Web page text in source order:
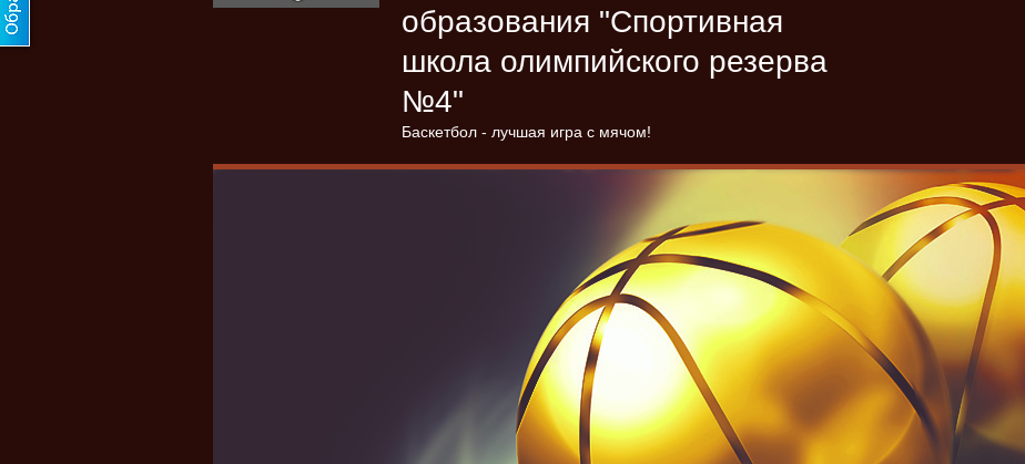
образования "Спортивная
школа олимпийского резерва
№4"
Баскетбол - лучшая игра с мячом!